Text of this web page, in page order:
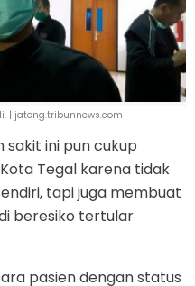
| jateng.tribunnews.com
sakit ini pun cukup
Tegal karena tidak
tapi juga membuat
beresiko tertular
pasien dengan status